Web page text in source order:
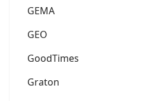
GEMA
GEO
GoodTimes
Graton